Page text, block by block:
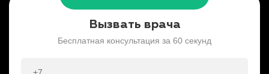
Вызвать врача
Бесплатная консультация за 60 секунд